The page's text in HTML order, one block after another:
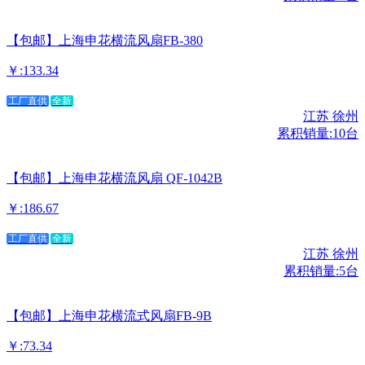
【包邮】上海申花横流风扇FB-380
￥:133.34
工厂直供 全新
江苏 徐州
累积销量:10台
【包邮】上海申花横流风扇 QF-1042B
￥:186.67
工厂直供 全新
江苏 徐州
累积销量:5台
【包邮】上海申花横流式风扇FB-9B
￥:73.34